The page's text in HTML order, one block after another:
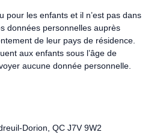
pour les enfants et il n’est pas dans
données personnelles auprès
de leur pays de résidence.
aux enfants sous l’âge de
aucune donnée personnelle.
Dorion, QC J7V 9W2